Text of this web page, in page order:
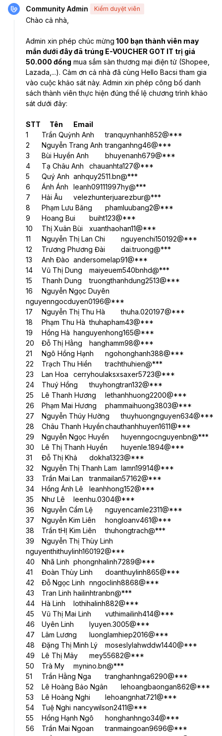
Community Admin Kiểm duyệt viên
Chào cả nhà,
Admin xin phép chúc mừng 100 bạn thành viên may
mắn dưới đây đã trúng E-VOUCHER GOT IT trị giá
50.000 đồng mua sắm sàn thương mại điện tử (Shopee,
Lazada,...). Cảm ơn cả nhà đã cùng Hello Bacsi tham gia
vào cuộc khảo sát này. Admin xin phép công bố danh
sách thành viên thực hiện đúng thể lệ chương trình khảo
sát dưới đây:
STT	Tên 	Email
1	Trần Quỳnh Anh	tranquynhanh852@***
2	Nguyễn Trang Anh	tranganhng46@***
3	Bùi Huyền Anh	bhuyenanh679@***
4	Tạ Châu Anh	chauanhta127@***
5	Quý Anh	anhquy2511.bn@***
6	Ánh Ánh	leanh09111997hy@***
7	Hải Âu	velezhunterjuarezbur@***
8	Phạm Lưu Băng	phamluubang2@***
9	Hoang Bui	buiht123@***
10	Thị Xuân Bùi	xuanthaohan11@***
11	Nguyễn Thị Lan Chi	nguyenchi150192@***
12	Trương Phương Đài	dai.truong@***
13	Anh Đào	andersomelap91@***
14	Vũ Thị Dung	maiyeuem540bnhd@***
15	Thanh Dung	truongthanhdung2513@***
16	Nguyễn Ngọc Duyên
nguyenngocduyen0196@***
17	Nguyễn Thị Thu Hà	thuha.020197@***
18	Phạm Thu Hà	thuhapham43@***
19	Hồng Hà	hanguyenhong165@***
20	Đỗ Thị Hằng	hanghamm98@***
21	Ngô Hồng Hạnh	ngohonghanh388@***
22	Trạch Thu Hiền	trachthuhien@***
23	Lan Hoa	cerryhoulaksxsaxer5723@***
24	Thuý Hồng	thuyhongtran132@***
25	Lê Thanh Hương	lethanhhuong2200@***
26	Phạm Mai Hương	phammaihuong3803@***
27	Nguyễn Thúy Hường	thuyhuongnguyen634@***
28	Châu Thanh Huyền	chauthanhhuyen1611@***
29	Nguyễn Ngọc Huyền	huyenngocnguyenbn@***
30	Lê Thị Thanh Huyền	huyenle.1894@***
31	Đỗ Thị Khả	dokha1323@***
32	Nguyễn Thị Thanh Lam	lamn19914@***
33	Trần Mai Lan	tranmailan57162@***
34	Hồng Ánh Lê	leanhhong152@***
35	Như Lê	leenhu.0304@***
36	Nguyễn Cẩm Lệ	nguyencamle2311@***
37	Nguyễn Kim Liên	hongloanv461@***
38	Trần tHỊ Kim Liên	thuhongtrach@***
39	Nguyễn Thị Thùy Linh
nguyenthithuylinh160192@***
40	Nhã Linh	phongnhalinh7289@***
41	Đoàn Thùy Linh	doanthuylinh865@***
42	Đỗ Ngọc Linh	nngoclinh8868@***
43	Tran Linh	hailinhtranbn@***
44	Hà Linh	lothihalinh882@***
45	Vũ Thị Mai Linh	vuthimailinh414@***
46	Uyên Linh	lyuyen.3005@***
47	Lâm Lương	luonglamhiep2016@***
48	Đặng Thị Minh Lý	moseslylahwddw1440@***
49	Lê Thị Mây	mey55682@***
50	Trà My	mynino.bn@***
51	Trần Hằng Nga	tranghanhnga6290@***
52	Lê Hoàng Bảo Ngân	lehoangbaongan862@***
53	Lê Hoàng Nghi	lehoangnhat721@***
54	Tuệ Nghi	nancywilson2411@***
55	Hồng Hạnh Ngô	honghanhngo34@***
56	Trần Mai Ngoan	tranmaingoan9696@***